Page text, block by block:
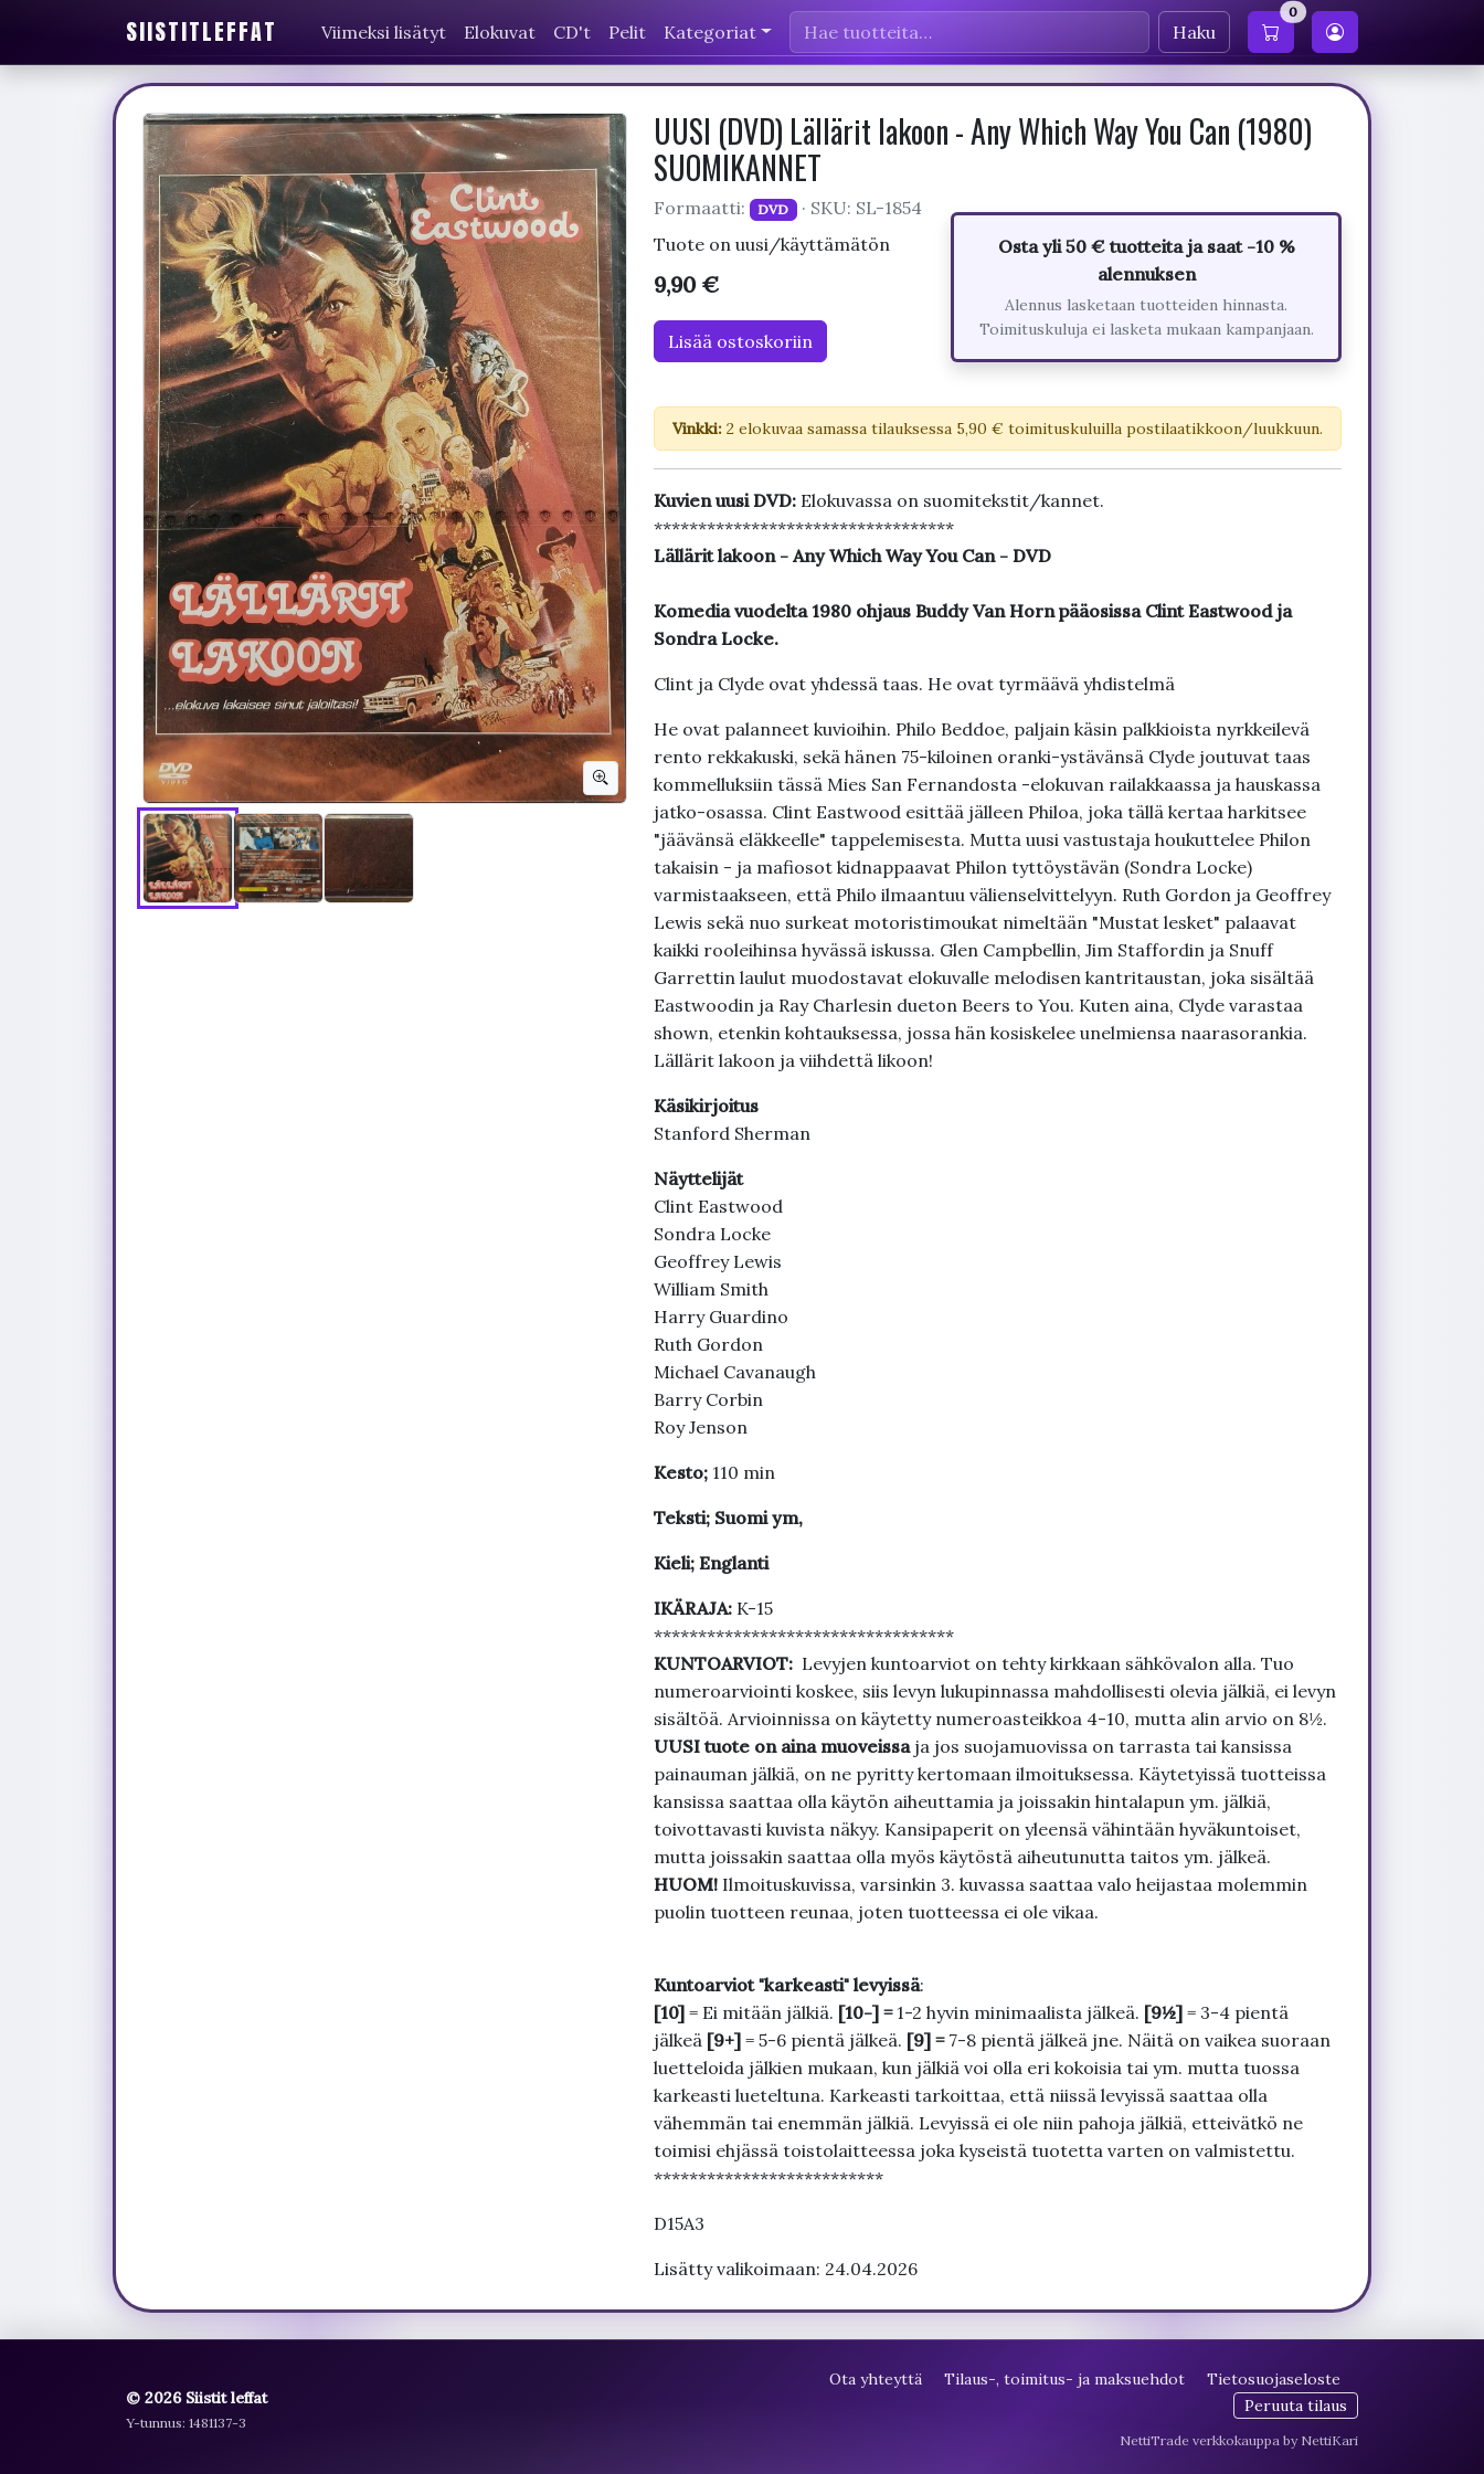
SIISTITLEFFAT Viimeksi lisätyt Elokuvat CD't Pelit Kategoriat Haku
0
UUSI (DVD) Lällärit lakoon - Any Which Way You Can (1980)
SUOMIKANNET
Formaatti: DVD
· SKU: SL-1854
Tuote on uusi/käyttämätön
9,90 €
Lisää ostoskoriin
Osta yli 50 € tuotteita ja saat -10 %
alennuksen
Alennus lasketaan tuotteiden hinnasta.
Toimituskuluja ei lasketa mukaan kampanjaan.
Vinkki:2 elokuvaa samassa tilauksessa 5,90 € toimituskuluilla postilaatikkoon/luukkuun.
Kuvien uusi DVD: Elokuvassa on suomitekstit/kannet.
**********************************
Lällärit lakoon - Any Which Way You Can - DVD
Komedia vuodelta 1980 ohjaus Buddy Van Horn pääosissa Clint Eastwood ja
Sondra Locke.
Clint ja Clyde ovat yhdessä taas. He ovat tyrmäävä yhdistelmä
He ovat palanneet kuvioihin. Philo Beddoe, paljain käsin palkkioista nyrkkeilevä
rento rekkakuski, sekä hänen 75-kiloinen oranki-ystävänsä Clyde joutuvat taas
kommelluksiin tässä Mies San Fernandosta -elokuvan railakkaassa ja hauskassa
jatko-osassa. Clint Eastwood esittää jälleen Philoa, joka tällä kertaa harkitsee
"jäävänsä eläkkeelle" tappelemisesta. Mutta uusi vastustaja houkuttelee Philon
takaisin - ja mafiosot kidnappaavat Philon tyttöystävän (Sondra Locke)
varmistaakseen, että Philo ilmaantuu välienselvittelyyn. Ruth Gordon ja Geoffrey
Lewis sekä nuo surkeat motoristimoukat nimeltään "Mustat lesket" palaavat
kaikki rooleihinsa hyvässä iskussa. Glen Campbellin, Jim Staffordin ja Snuff
Garrettin laulut muodostavat elokuvalle melodisen kantritaustan, joka sisältää
Eastwoodin ja Ray Charlesin dueton Beers to You. Kuten aina, Clyde varastaa
shown, etenkin kohtauksessa, jossa hän kosiskelee unelmiensa naarasorankia.
Lällärit lakoon ja viihdettä likoon!
Käsikirjoitus
Stanford Sherman
Näyttelijät
Clint Eastwood
Sondra Locke
Geoffrey Lewis
William Smith
Harry Guardino
Ruth Gordon
Michael Cavanaugh
Barry Corbin
Roy Jenson
Kesto; 110 min
Teksti; Suomi ym,
Kieli; Englanti
IKÄRAJA: K-15
**********************************
KUNTOARVIOT: Levyjen kuntoarviot on tehty kirkkaan sähkövalon alla. Tuo
numeroarviointi koskee, siis levyn lukupinnassa mahdollisesti olevia jälkiä, ei levyn
sisältöä. Arvioinnissa on käytetty numeroasteikkoa 4-10, mutta alin arvio on 8½.
UUSI tuote on aina muoveissa ja jos suojamuovissa on tarrasta tai kansissa
painauman jälkiä, on ne pyritty kertomaan ilmoituksessa. Käytetyissä tuotteissa
kansissa saattaa olla käytön aiheuttamia ja joissakin hintalapun ym. jälkiä,
toivottavasti kuvista näkyy. Kansipaperit on yleensä vähintään hyväkuntoiset,
mutta joissakin saattaa olla myös käytöstä aiheutunutta taitos ym. jälkeä.
HUOM!Ilmoituskuvissa, varsinkin 3. kuvassa saattaa valo heijastaa molemmin
puolin tuotteen reunaa, joten tuotteessa ei ole vikaa.
Kuntoarviot "karkeasti" levyissä:
[10]= Ei mitään jälkiä. [10-] = 1-2 hyvin minimaalista jälkeä. [9½]= 3-4 pientä
jälkeä [9+]= 5-6 pientä jälkeä. [9] = 7-8 pientä jälkeä jne. Näitä on vaikea suoraan
luetteloida jälkien mukaan, kun jälkiä voi olla eri kokoisia tai ym. mutta tuossa
karkeasti lueteltuna. Karkeasti tarkoittaa, että niissä levyissä saattaa olla
vähemmän tai enemmän jälkiä. Levyissä ei ole niin pahoja jälkiä, etteivätkö ne
toimisi ehjässä toistolaitteessa joka kyseistä tuotetta varten on valmistettu.
**************************
D15A3
Lisätty valikoimaan: 24.04.2026
© 2026 Siistit leffat
Y-tunnus: 1481137-3
Ota yhteyttä Tilaus-, toimitus- ja maksuehdot
Tietosuojaseloste
Peruuta tilaus
NettiTrade verkkokauppa by NettiKari